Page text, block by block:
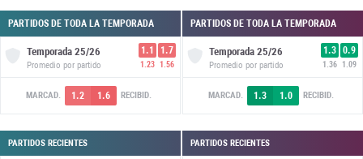
PARTIDOS DE TODA LA TEMPORADA
Temporada 25/26
Promedio por partido
1.1
1.23
1.7
1.56
MARCAD. 1.2 1.6 RECIBID.
PARTIDOS RECIENTES
PARTIDOS DE TODA LA TEMPORADA
Temporada 25/26
Promedio por partido
1.3
1.36
0.9
1.09
MARCAD. 1.3 1.0 RECIBID.
PARTIDOS RECIENTES